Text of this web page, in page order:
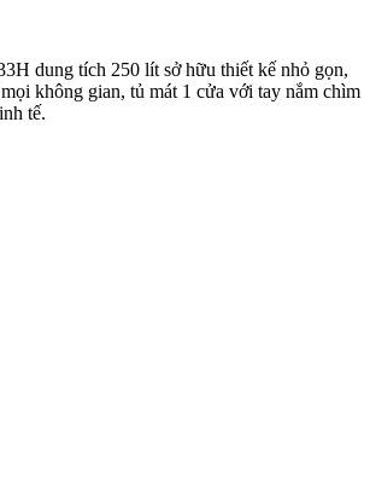
dung tích 250 lít sở hữu thiết kế nhỏ gọn,
không gian, tủ mát 1 cửa với tay nắm chìm
tế.